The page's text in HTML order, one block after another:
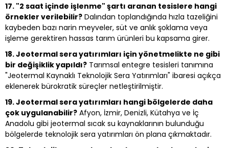
17. "2 saat içinde işlenme" şartı aranan tesislere hangi
örnekler verilebilir? Dalından toplandığında hızla tazeliğini
kaybeden bazı narin meyveler, süt ve anlık şoklama veya
işleme gerektiren hassas tarım ürünleri bu kapsama girer.
18. Jeotermal sera yatırımları için yönetmelikte ne gibi
bir değişiklik yapıldı? Tarımsal entegre tesisleri tanımına
"Jeotermal Kaynaklı Teknolojik Sera Yatırımları" ibaresi açıkça
eklenerek bürokratik süreçler netleştirilmiştir.
19. Jeotermal sera yatırımları hangi bölgelerde daha
çok uygulanabilir? Afyon, İzmir, Denizli, Kütahya ve İç
Anadolu gibi jeotermal sıcak su kaynaklarının bulunduğu
bölgelerde teknolojik sera yatırımları ön plana çıkmaktadır.